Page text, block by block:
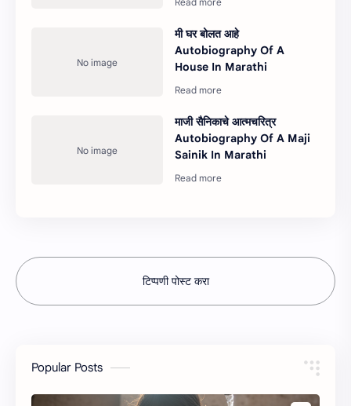
मी घर बोलत आहे
Autobiography Of A
House In Marathi
माजी सैनिकाचे आत्मचरित्र
Autobiography Of A Maji
Sainik In Marathi
टिप्पणी पोस्ट करा
Popular Posts